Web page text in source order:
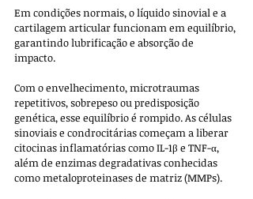
Em condições normais, o líquido sinovial e a
cartilagem articular funcionam em equilíbrio,
garantindo lubrificação e absorção de
impacto.
Com o envelhecimento, microtraumas
repetitivos, sobrepeso ou predisposição
genética, esse equilíbrio é rompido. As células
sinoviais e condrocitárias começam a liberar
citocinas inflamatórias como IL-1β e TNF-α,
além de enzimas degradativas conhecidas
como metaloproteinases de matriz (MMPs).